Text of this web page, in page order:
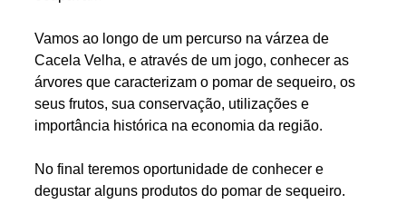
Vamos ao longo de um percurso na várzea de
Cacela Velha, e através de um jogo, conhecer as
árvores que caracterizam o pomar de sequeiro, os
seus frutos, sua conservação, utilizações e
importância histórica na economia da região.
No final teremos oportunidade de conhecer e
degustar alguns produtos do pomar de sequeiro.